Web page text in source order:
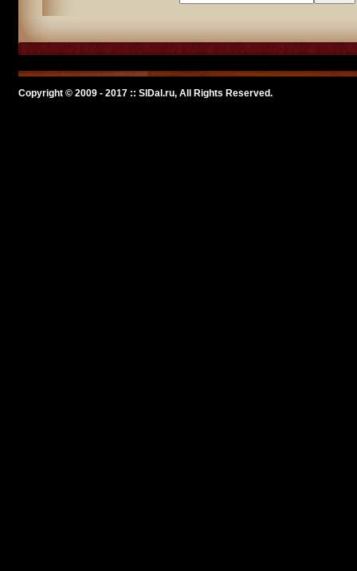
Copyright © 2009 - 2017 :: SlDal.ru, All Rights Reserved.